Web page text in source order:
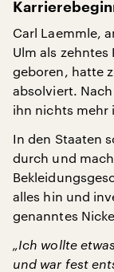
Carl Laemmle,
Ulm als
geboren, hatte
absolviert.
ihn nichts mehr
In den Staaten
durch und
alles hin und
genanntes
„Ich wollte
und war fest